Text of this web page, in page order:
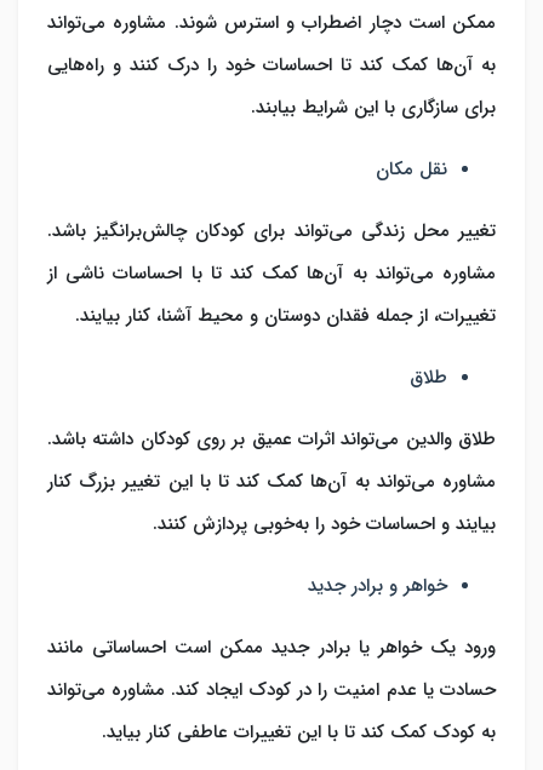
ممکن است دچار اضطراب و استرس شوند. مشاوره می‌تواند
به آن‌ها کمک کند تا احساسات خود را درک کنند و راه‌هایی
برای سازگاری با این شرایط بیابند.
نقل ‌مکان
تغییر محل زندگی می‌تواند برای کودکان چالش‌برانگیز باشد.
مشاوره می‌تواند به آن‌ها کمک کند تا با احساسات ناشی از
تغییرات، از جمله فقدان دوستان و محیط آشنا، کنار بیایند.
طلاق
طلاق والدین می‌تواند اثرات عمیق بر روی کودکان داشته باشد.
مشاوره می‌تواند به آن‌ها کمک کند تا با این تغییر بزرگ کنار
بیایند و احساسات خود را به‌خوبی پردازش کنند.
خواهر و برادر جدید
ورود یک خواهر یا برادر جدید ممکن است احساساتی مانند
حسادت یا عدم امنیت را در کودک ایجاد کند. مشاوره می‌تواند
به کودک کمک کند تا با این تغییرات عاطفی کنار بیاید.